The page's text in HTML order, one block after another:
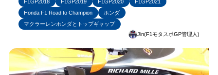
F1GP2018
F1GP2019 F1GP2020
F1GP2021
Honda F1 Road to Champion
ホンダ
マクラーレンホンダとトップギャップ
Jin(F1モタスポGP管理人)